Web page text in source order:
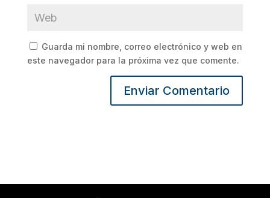
Guarda mi nombre, correo electrónico y web en
este navegador para la próxima vez que comente.